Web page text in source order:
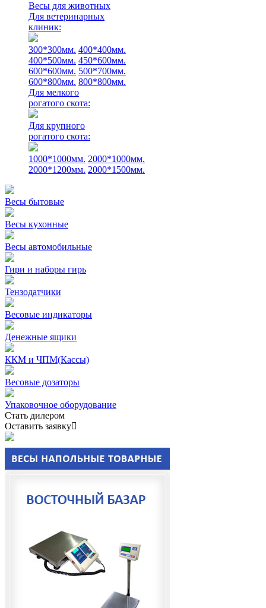
Весы для животных
Для ветеринарных
клиник:
300*300мм. 400*400мм.
400*500мм. 450*600мм.
600*600мм. 500*700мм.
600*800мм. 800*800мм.
Для мелкого
рогатого скота:
Для крупного
рогатого скота:
1000*1000мм. 2000*1000мм.
2000*1200мм. 2000*1500мм.
Весы бытовые
Весы кухонные
Весы автомобильные
Гири и наборы гирь
Тензодатчики
Весовые индикаторы
Денежные ящики
ККМ и ЧПМ(Кассы)
Весовые дозаторы
Упаковочное оборудование
Стать дилером
Оставить заявку